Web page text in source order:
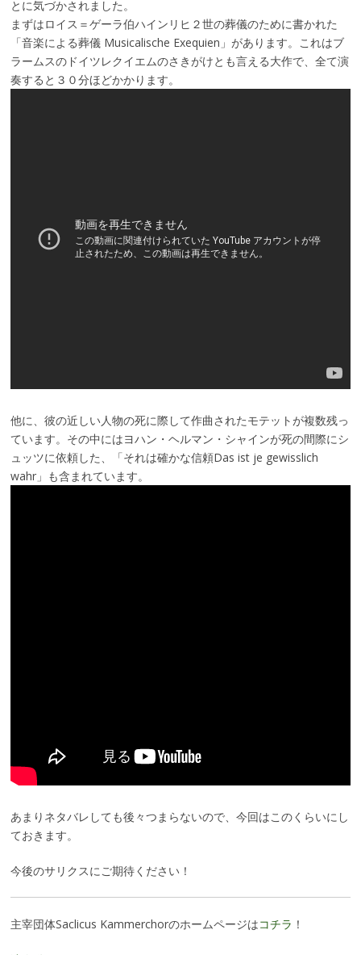
とに気づかされました。
まずはロイス＝ゲーラ伯ハインリヒ２世の葬儀のために書かれた
「音楽による葬儀 Musicalische Exequien」があります。これはブ
ラームスのドイツレクイエムのさきがけとも言える大作で、全て演
奏すると３０分ほどかかります。
他に、彼の近しい人物の死に際して作曲されたモテットが複数残っ
ています。その中にはヨハン・ヘルマン・シャインが死の間際にシ
ュッツに依頼した、「それは確かな信頼Das ist je gewisslich
wahr」も含まれています。
あまりネタバレしても後々つまらないので、今回はこのくらいにし
ておきます。
今後のサリクスにご期待ください！
主宰団体Saclicus Kammerchorのホームページはコチラ ！